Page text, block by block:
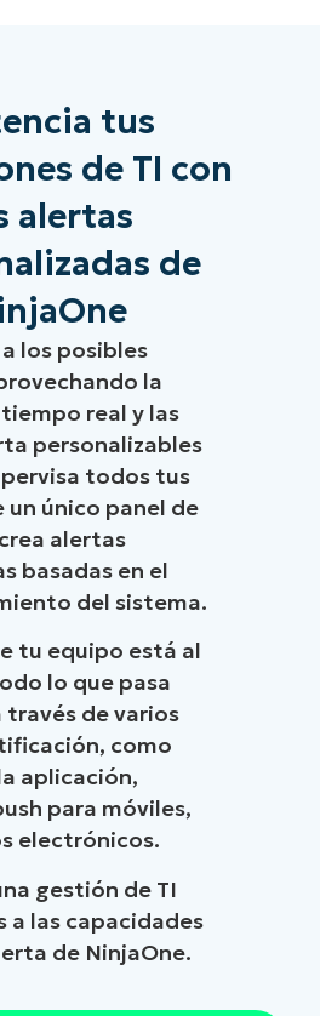
tus
de TI con
alertas
de
los posibles
la
real y las
personalizables
todos tus
único panel de
alertas
basadas en el
del sistema.
tu equipo está al
lo que pasa
de varios
como
aplicación,
para móviles,
electrónicos.
gestión de TI
a las capacidades
de NinjaOne.